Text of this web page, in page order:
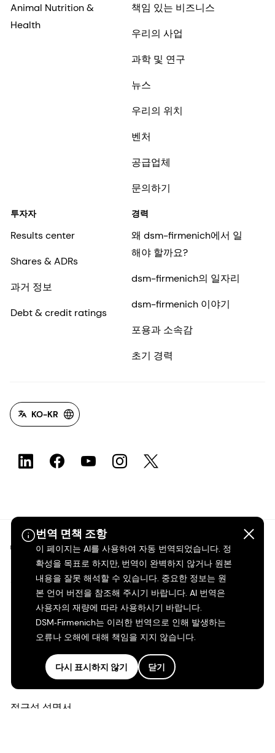
번역 면책 조항
이 페이지는 AI를 사용하여 자동 번역되었습니다. 정
확성을 목표로 하지만, 번역이 완벽하지 않거나 원본
내용을 잘못 해석할 수 있습니다. 중요한 정보는 원
본 언어 버전을 참조해 주시기 바랍니다. AI 번역은
사용자의 재량에 따라 사용하시기 바랍니다.
DSM‑Firmenich는 이러한 번역으로 인해 발생하는
오류나 오해에 대해 책임을 지지 않습니다.
다시 표시하지 않기 닫기
Animal Nutrition &
Health
책임 있는 비즈니스
우리의 사업
과학 및 연구
뉴스
우리의 위치
벤처
공급업체
문의하기
투자자
Results center
Shares & ADRs
과거 정보
Debt & credit ratings
경력
왜 dsm-firmenich에서 일
해야 할까요?
dsm-firmenich의 일자리
dsm-firmenich 이야기
포용과 소속감
초기 경력
KO-KR
©2026 dsm-firmenich. 모든 권리 보유.
개인정보 보호 고지
이용 약관
캘리포니아 투명성
접근성 성명서